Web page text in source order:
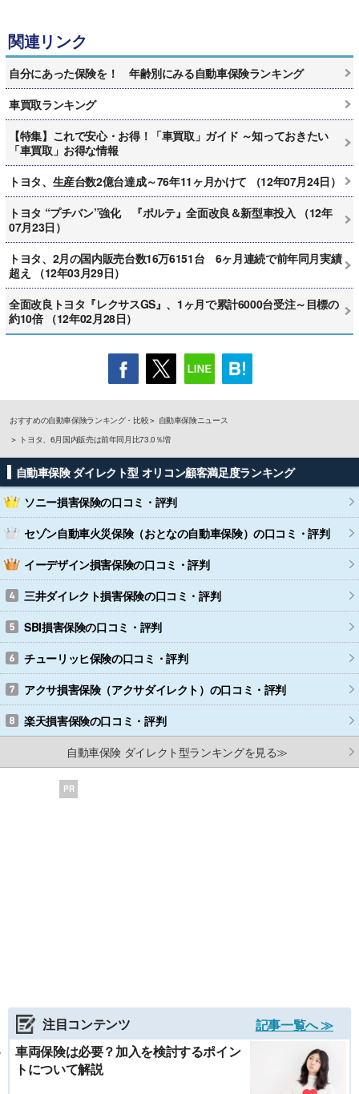
関連リンク
自分にあった保険を！ 年齢別にみる自動車保険ランキング
車買取ランキング
【特集】これで安心・お得！「車買取」ガイド ～知っておきたい
「車買取」お得な情報
トヨタ、生産台数2億台達成～76年11ヶ月かけて （12年07月24日）
トヨタ “プチバン”強化 『ポルテ』全面改良＆新型車投入 （12年
07月23日）
トヨタ、2月の国内販売台数16万6151台 6ヶ月連続で前年同月実績
超え （12年03月29日）
全面改良トヨタ『レクサスGS』、1ヶ月で累計6000台受注～目標の
約10倍 （12年02月28日）
おすすめの自動車保険ランキング・比較
自動車保険ニュース
トヨタ、6月国内販売は前年同月比73.0％増
自動車保険 ダイレクト型 オリコン顧客満足度ランキング
ソニー損害保険の口コミ・評判
セゾン自動車火災保険（おとなの自動車保険）の口コミ・評判
イーデザイン損害保険の口コミ・評判
三井ダイレクト損害保険の口コミ・評判
SBI損害保険の口コミ・評判
チューリッヒ保険の口コミ・評判
アクサ損害保険（アクサダイレクト） の口コミ・評判
楽天損害保険の口コミ・評判
自動車保険 ダイレクト型ランキングを見る≫
PR
注目コンテンツ
記事一覧へ ≫
車両保険は必要？加入を検討するポイン
トについて解説